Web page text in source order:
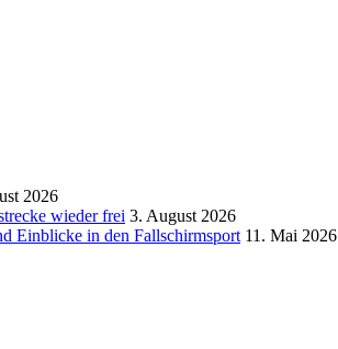
2026
wieder frei 3. August 2026
Einblicke in den Fallschirmsport 11. Mai 2026